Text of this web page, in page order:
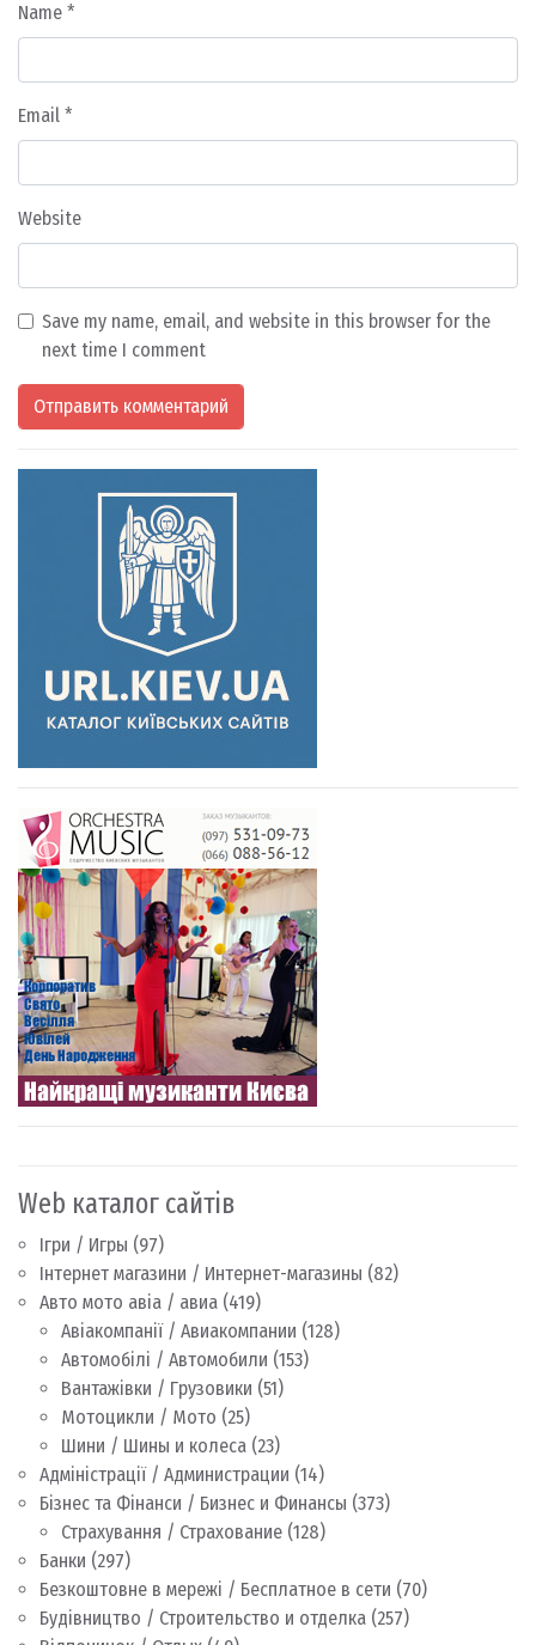
Web каталог сайтів
Ігри / Игры (97)
Інтернет магазини / Интернет-магазины (82)
Авто мото авіа / авиа (419)
Авіакомпанії / Авиакомпании (128)
Автомобілі / Автомобили (153)
Вантажівки / Грузовики (51)
Мотоцикли / Мото (25)
Шини / Шины и колеса (23)
Адміністрації / Администрации (14)
Бізнес та Фінанси / Бизнес и Финансы (373)
Страхування / Страхование (128)
Банки (297)
Безкоштовне в мережі / Бесплатное в сети (70)
Будівництво / Строительство и отделка (257)
Name *
Email *
Website
Save my name, email, and website in this browser for the
next time I comment